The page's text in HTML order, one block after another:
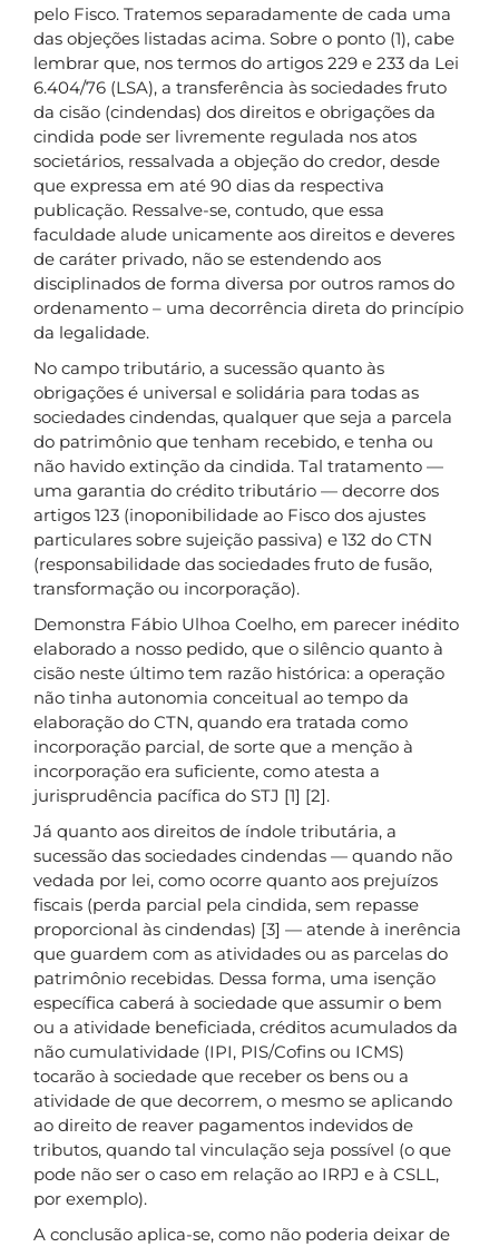
pelo Fisco. Tratemos separadamente de cada uma
das objeções listadas acima. Sobre o ponto (1), cabe
lembrar que, nos termos do artigos 229 e 233 da Lei
6.404/76 (LSA), a transferência às sociedades fruto
da cisão (cindendas) dos direitos e obrigações da
cindida pode ser livremente regulada nos atos
societários, ressalvada a objeção do credor, desde
que expressa em até 90 dias da respectiva
publicação. Ressalve-se, contudo, que essa
faculdade alude unicamente aos direitos e deveres
de caráter privado, não se estendendo aos
disciplinados de forma diversa por outros ramos do
ordenamento – uma decorrência direta do princípio
da legalidade.
No campo tributário, a sucessão quanto às
obrigações é universal e solidária para todas as
sociedades cindendas, qualquer que seja a parcela
do patrimônio que tenham recebido, e tenha ou
não havido extinção da cindida. Tal tratamento —
uma garantia do crédito tributário — decorre dos
artigos 123 (inoponibilidade ao Fisco dos ajustes
particulares sobre sujeição passiva) e 132 do CTN
(responsabilidade das sociedades fruto de fusão,
transformação ou incorporação).
Demonstra Fábio Ulhoa Coelho, em parecer inédito
elaborado a nosso pedido, que o silêncio quanto à
cisão neste último tem razão histórica: a operação
não tinha autonomia conceitual ao tempo da
elaboração do CTN, quando era tratada como
incorporação parcial, de sorte que a menção à
incorporação era suficiente, como atesta a
jurisprudência pacífica do STJ [1] [2].
Já quanto aos direitos de índole tributária, a
sucessão das sociedades cindendas — quando não
vedada por lei, como ocorre quanto aos prejuízos
fiscais (perda parcial pela cindida, sem repasse
proporcional às cindendas) [3] — atende à inerência
que guardem com as atividades ou as parcelas do
patrimônio recebidas. Dessa forma, uma isenção
específica caberá à sociedade que assumir o bem
ou a atividade beneficiada, créditos acumulados da
não cumulatividade (IPI, PIS/Cofins ou ICMS)
tocarão à sociedade que receber os bens ou a
atividade de que decorrem, o mesmo se aplicando
ao direito de reaver pagamentos indevidos de
tributos, quando tal vinculação seja possível (o que
pode não ser o caso em relação ao IRPJ e à CSLL,
por exemplo).
A conclusão aplica-se, como não poderia deixar de